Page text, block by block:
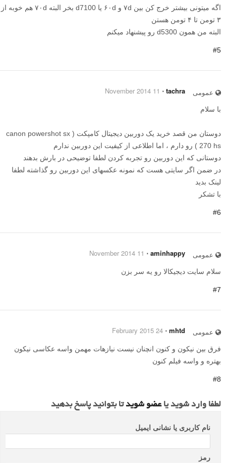
اگه میتونی بیشتر خرج کن بین ۷d و ۶۰d یا d7100 بخر البته ۷۰d هم خوبه از
۳ تومن تا ۴ تومن هستن
البته من همون d5300 رو پیشنهاد میکنم
#5
عمومی tachra
⋅
11 November 2014
با سلام
دوستان من قصد خرید یک دوربین دیجیتال کامپکت ( canon powershot sx
270 hs ) رو دارم ، اما اطلاعی از کیفیت این دوربین ندارم
دوستانی که این دوربین رو تجربه کردن لطفا توضیحی در بارش بدهند
در ضمن اگر سایتی هست که نمونه عکسهای این دوربین رو گذاشته لطفا
لینک بدید
با تشکر
#6
عمومی aminhappy
⋅
11 November 2014
سلام سایت دیجیکالا رو یه سر بزن
#7
عمومی mhtd
⋅
24 February 2015
فرق بین نیکون و کنون انچنان نیست نیازهات مهمن واسه عکاسی نیکون
بهتره و واسه فیلم کنون
#8
لطفا وارد شوید یاعضو شویدتا بتوانید پاسخ بدهید
نام کاربری یا نشانی ایمیل
رمز